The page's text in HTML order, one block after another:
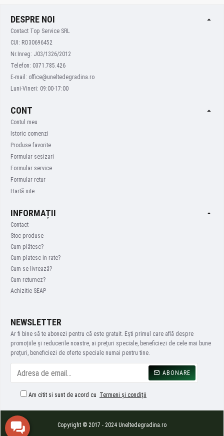
DESPRE NOI
Contact Top Service SRL
CUI: RO30696452
Nr.Inreg: J03/1326/2012
Telefon: 0371.785.426
E-mail: office@uneltedegradina.ro
Luni-Vineri: 09:00-17:00
CONT
Contul meu
Istoric comenzi
Produse favorite
Formular sesizari
Formular service
Formular retur
Hartă site
INFORMAȚII
Contact
Stoc produse
Cum plătesc?
Cum platesc in rate?
Cum se livrează?
Cum returnez?
Achizitie SEAP
NEWSLETTER
Ar fi bine să te abonezi pentru că este gratuit. Ești primul care află despre
promoțiile și reducerile noastre, ai prețuri speciale, beneficiezi de cele mai bune
prețuri, beneficiezi de oferte speciale numai pentru tine.
ABONARE
Am citit si sunt de acord cu Termeni și condiții
Copyright © 2017 - 2024 Uneltedegradina.ro